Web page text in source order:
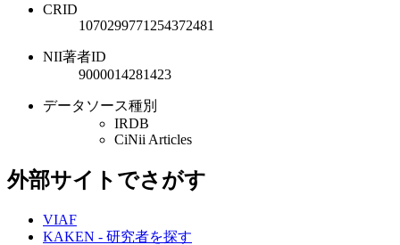
CRID
1070299771254372481
NII著者ID
9000014281423
データソース種別
IRDB
CiNii Articles
外部サイトでさがす
VIAF
KAKEN - 研究者を探す